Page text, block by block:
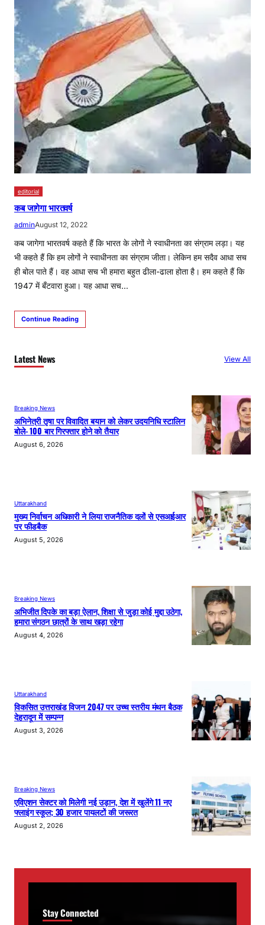
editorial
कब जागेगा भारतवर्ष
adminAugust 12, 2022
कब जागेगा भारतवर्ष कहते हैं कि भारत के लोगों ने स्वाधीनता का संग्राम लड़ा। यह
भी कहते हैं कि हम लोगों ने स्वाधीनता का संग्राम जीता। लेकिन हम सदैव आधा सच
ही बोल पाते हैं। वह आधा सच भी हमारा बहुत ढीला-ढाला होता है। हम कहते हैं कि
1947 में बँटवारा हुआ। यह आधा सच…
Continue Reading
Latest News View All
Breaking News
अभिनेत्री तृषा पर विवादित बयान को लेकर उदयनिधि स्टालिन
बोले- 100 बार गिरफ्तार होने को तैयार
August 6, 2026
Uttarakhand
मुख्य निर्वाचन अधिकारी ने लिया राजनैतिक दलों से एसआईआर
पर फीडबैक
August 5, 2026
Breaking News
अभिजीत दिपके का बड़ा ऐलान, शिक्षा से जुड़ा कोई मुद्दा उठेगा,
हमारा संगठन छात्रों के साथ खड़ा रहेगा
August 4, 2026
Uttarakhand
विकसित उत्तराखंड विजन 2047 पर उच्च स्तरीय मंथन बैठक
देहरादून में सम्पन्न
August 3, 2026
Breaking News
एविएशन सेक्टर को मिलेगी नई उड़ान, देश में खुलेंगे 11 नए
फ्लाइंग स्कूल; 30 हजार पायलटों की जरूरत
August 2, 2026
Stay Connected